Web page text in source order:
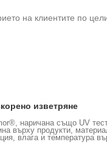
на клиентите по
изветряне
наричана също UV
върху продукти,
влага и температура